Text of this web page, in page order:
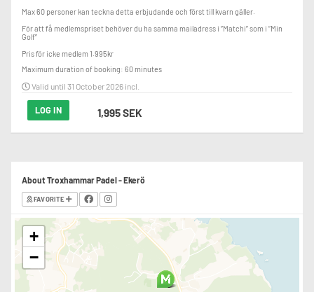
Max 60 personer kan teckna detta erbjudande och först till kvarn gäller.
För att få medlemspriset behöver du ha samma mailadress i ”Matchi” som i ”Min
Golf”
Pris för icke medlem 1.995kr
Maximum duration of booking: 60 minutes
Valid until 31 October 2026 incl.
LOG IN 1,995 SEK
About Troxhammar Padel - Ekerö
FAVORITE
+
−